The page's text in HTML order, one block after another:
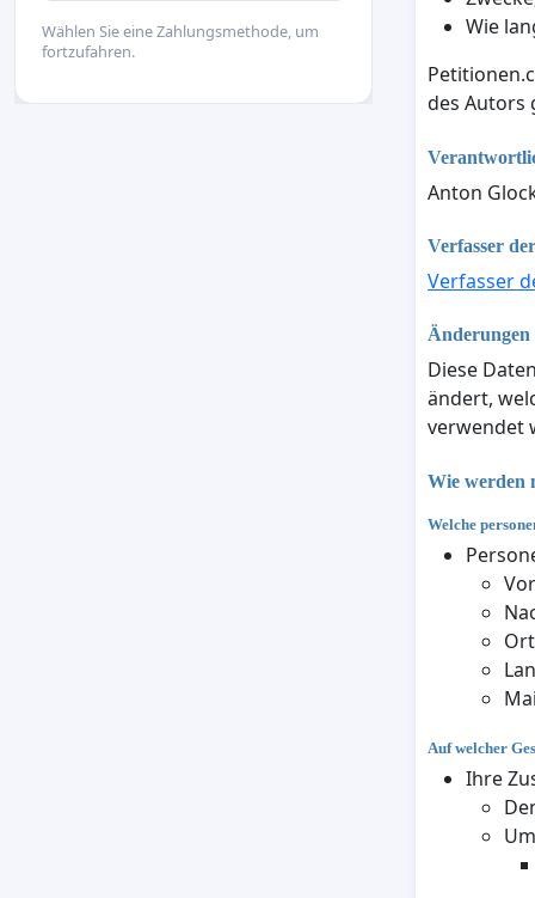
Wie
des Autors
Anton
Verfasser
Verfasser
Diese
ändert,
verwendet
Wie werden
Welche
Ort
Auf welcher
Ihre
Wählen Sie eine Zahlungsmethode, um
fortzufahren.